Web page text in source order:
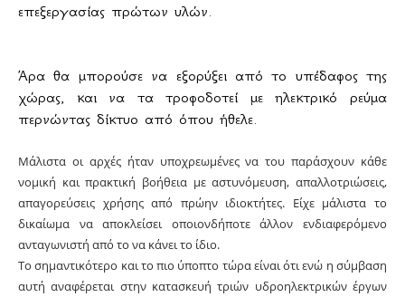
επεξεργασίας πρώτων υλών.
Άρα θα μπορούσε να εξορύξει από το υπέδαφος της
χώρας, και να τα τροφοδοτεί με ηλεκτρικό ρεύμα
περνώντας δίκτυο από όπου ήθελε.
Μάλιστα οι αρχές ήταν υποχρεωμένες να του παράσχουν κάθε
νομική και πρακτική βοήθεια με αστυνόμευση, απαλλοτριώσεις,
απαγορεύσεις χρήσης από πρώην ιδιοκτήτες. Είχε μάλιστα το
δικαίωμα να αποκλείσει οποιονδήποτε άλλον ενδιαφερόμενο
ανταγωνιστή από το να κάνει το ίδιο.
Το σημαντικότερο και το πιο ύποπτο τώρα είναι ότι ενώ η σύμβαση
αυτή αναφέρεται στην κατασκευή τριών υδροηλεκτρικών έργων